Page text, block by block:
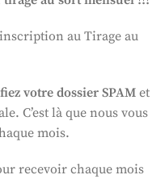
au Tirage au
votre dossier SPAM et
C’est là que nous vous
mois.
recevoir chaque mois